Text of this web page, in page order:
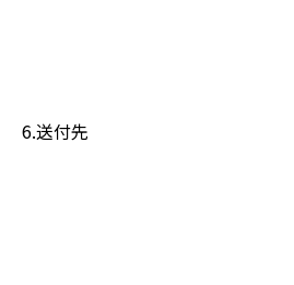
6.送付先